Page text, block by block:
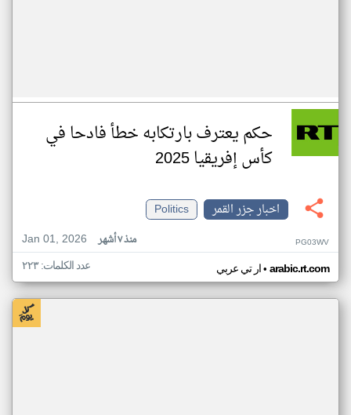
حكم يعترف بارتكابه خطأ فادحا في
كأس إفريقيا 2025
اخبار جزر القمر
Politics
Jan 01, 2026
منذ ٧ أشهر PG03WV
ار تي عربي• arabic.rt.com عدد الكلمات: ٢٢٣